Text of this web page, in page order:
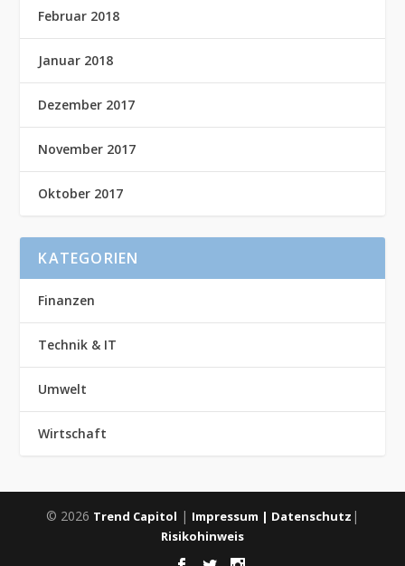
Februar 2018
Januar 2018
Dezember 2017
November 2017
Oktober 2017
KATEGORIEN
Finanzen
Technik & IT
Umwelt
Wirtschaft
© 2026 Trend Capitol | Impressum | Datenschutz |
Risikohinweis